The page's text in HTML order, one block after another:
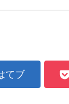
てブ